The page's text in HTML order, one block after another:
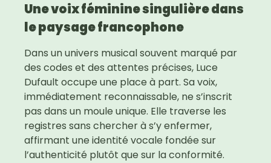
Une voix féminine singulière dans
le paysage francophone
Dans un univers musical souvent marqué par
des codes et des attentes précises, Luce
Dufault occupe une place à part. Sa voix,
immédiatement reconnaissable, ne s’inscrit
pas dans un moule unique. Elle traverse les
registres sans chercher à s’y enfermer,
affirmant une identité vocale fondée sur
l’authenticité plutôt que sur la conformité.